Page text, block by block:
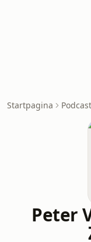
Startpagina
Peter